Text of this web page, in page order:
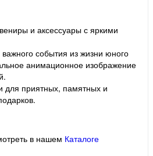
и аксессуары с яркими
события из жизни юного
анимационное изображение
для приятных, памятных и
в нашем Каталоге